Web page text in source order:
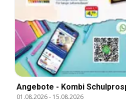
Angebote - Kombi
01.08.2026- 15.08.2026